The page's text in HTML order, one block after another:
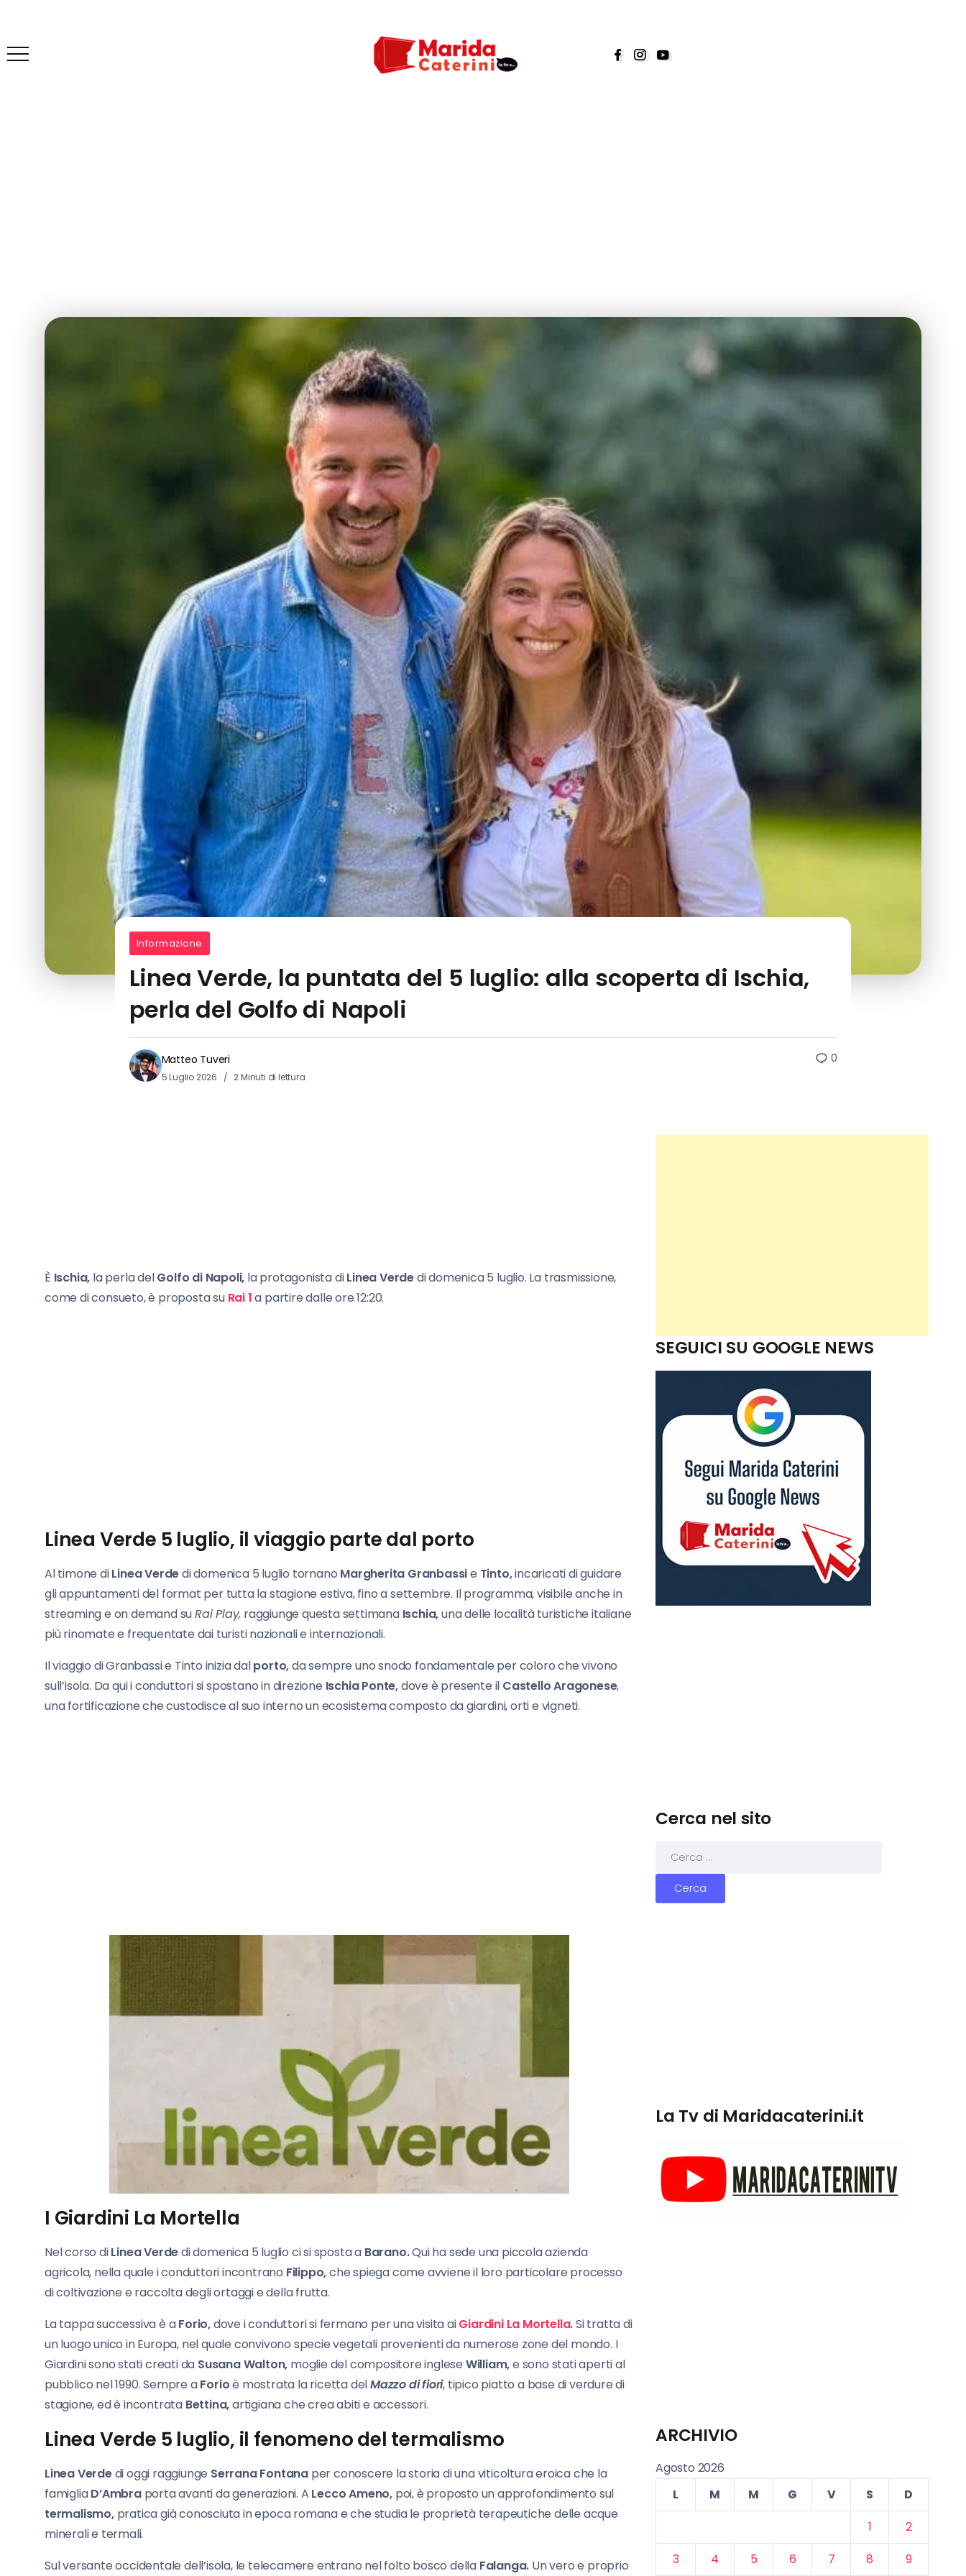
Informazione
Linea Verde, la puntata del 5 luglio: alla scoperta di Ischia,
perla del Golfo di Napoli
Matteo Tuveri
5 Luglio 2026 2 Minuti di lettura
0
È Ischia, la perla delGolfo di Napoli, la protagonista diLinea Verdedi domenica 5 luglio. La trasmissione,
come di consueto, è proposta suRai 1a partire dalle ore 12:20.
Linea Verde 5 luglio, il viaggio parte dal porto
Al timone diLinea Verdedi domenica 5 luglio tornano Margherita Granbassie Tinto,incaricati di guidare
gli appuntamenti del format per tutta la stagione estiva, fino a settembre. Il programma, visibile anche in
streaming e on demand suRai Play, raggiunge questa settimana Ischia,una delle località turistiche italiane
più rinomate e frequentate dai turisti nazionali e internazionali.
Il viaggio di Granbassi e Tinto inizia dalporto,da sempre uno snodo fondamentale per coloro che vivono
sull’isola. Da qui i conduttori si spostano in direzione Ischia Ponte,dove è presente il Castello Aragonese,
una fortificazione che custodisce al suo interno un ecosistema composto da giardini, orti e vigneti.
I Giardini La Mortella
Nel corso diLinea Verdedi domenica 5 luglio ci si sposta a Barano.Qui ha sede una piccola azienda
agricola, nella quale i conduttori incontrano Filippo,che spiega come avviene il loro particolare processo
di coltivazione e raccolta degli ortaggi e della frutta.
La tappa successiva è aForio,dove i conduttori si fermano per una visita aiGiardini La Mortella.Si tratta di
un luogo unico in Europa, nel quale convivono specie vegetali provenienti da numerose zone del mondo. I
Giardini sono stati creati da Susana Walton, moglie del compositore inglese William,e sono stati aperti al
pubblico nel 1990. Sempre aForioè mostrata la ricetta delMazzo di fiori, tipico piatto a base di verdure di
stagione, ed è incontrata Bettina,artigiana che crea abiti e accessori.
Linea Verde 5 luglio, il fenomeno del termalismo
Linea Verdedi oggi raggiunge Serrana Fontana per conoscere la storia di una viticoltura eroica che la
famigliaD’Ambraporta avanti da generazioni. A Lecco Ameno, poi, è proposto un approfondimento sul
termalismo,pratica già conosciuta in epoca romana e che studia le proprietà terapeutiche delle acque
minerali e termali.
Sul versante occidentale dell’isola, le telecamere entrano nel folto bosco della Falanga. Un vero e proprio
SEGUICI SU GOOGLE NEWS
Cerca nel sito
La Tv di Maridacaterini.it
ARCHIVIO
Agosto 2026
L
M M G V S
D
1
2
3
4 5 6 7 8 9